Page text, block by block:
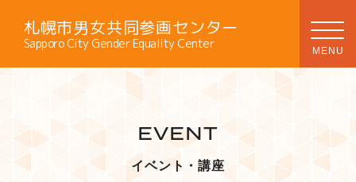
札幌市男女共同参画センター
Sapporo City Gender Equality Center
EVENT
イベント・講座